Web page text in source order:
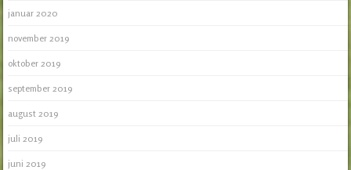
januar 2020
november 2019
oktober 2019
september 2019
august 2019
juli 2019
juni 2019